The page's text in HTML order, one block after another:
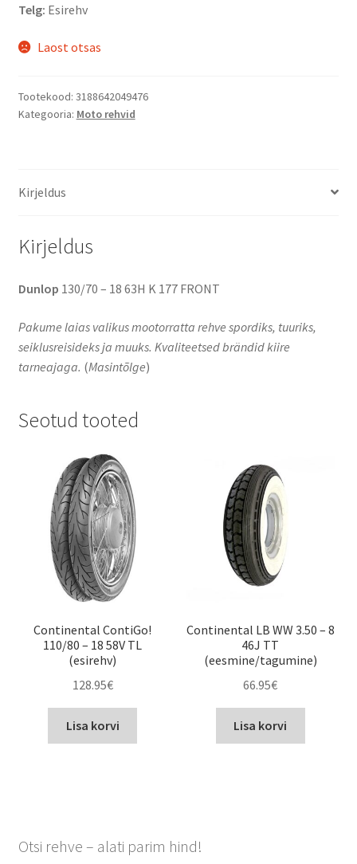
Telg: Esirehv
Laost otsas
Tootekood: 3188642049476
Kategooria: Moto rehvid
Kirjeldus
Kirjeldus
Dunlop 130/70 – 18 63H K 177 FRONT
Pakume laias valikus mootorratta rehve spordiks, tuuriks,
seiklusreisideks ja muuks. Kvaliteetsed brändid kiire
tarneajaga. (Masintõlge)
Seotud tooted
Continental ContiGo!
110/80 – 18 58V TL
(esirehv)
128.95€
Lisa korvi
Continental LB WW 3.50 – 8
46J TT
(eesmine/tagumine)
66.95€
Lisa korvi
Otsi rehve – alati parim hind!